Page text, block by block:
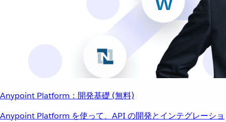
Anypoint Platform：開発基礎 (無料)
Anypoint Platform を使って、API の開発とインテグレーショ